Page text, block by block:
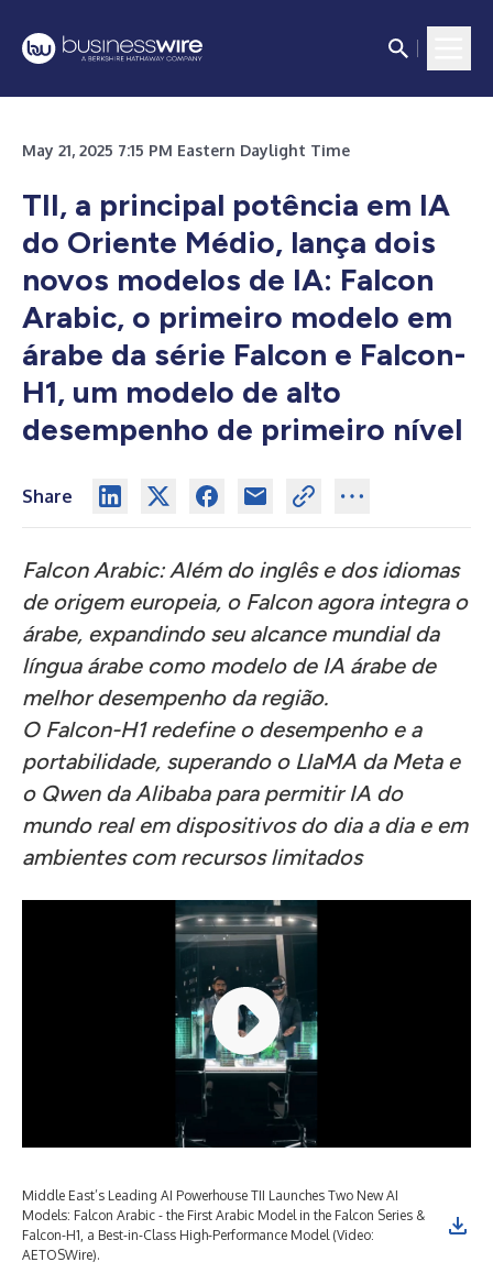
May 21, 2025 7:15 PM Eastern Daylight Time
TII, a principal potência em IA
do Oriente Médio, lança dois
novos modelos de IA: Falcon
Arabic, o primeiro modelo em
árabe da série Falcon e Falcon-
H1, um modelo de alto
desempenho de primeiro nível
Share
Falcon Arabic: Além do inglês e dos idiomas
de origem europeia, o Falcon agora integra o
árabe, expandindo seu alcance mundial da
língua árabe como modelo de IA árabe de
melhor desempenho da região.
O Falcon-H1 redefine o desempenho e a
portabilidade, superando o LlaMA da Meta e
o Qwen da Alibaba para permitir IA do
mundo real em dispositivos do dia a dia e em
ambientes com recursos limitados
Middle East’s Leading AI Powerhouse TII Launches Two New AI
Models: Falcon Arabic - the First Arabic Model in the Falcon Series &
Falcon-H1, a Best-in-Class High-Performance Model (Video:
AETOSWire).